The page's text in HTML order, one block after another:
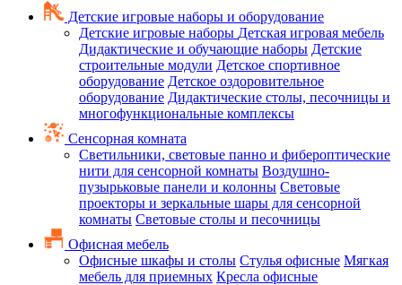
Детские игровые наборы и оборудование
Детские игровые наборы Детская игровая мебель
Дидактические и обучающие наборы Детские
строительные модули Детское спортивное
оборудование Детское оздоровительное
оборудование Дидактические столы, песочницы и
многофункциональные комплексы
Сенсорная комната
Светильники, световые панно и фибероптические
нити для сенсорной комнаты Воздушно-
пузырьковые панели и колонны Световые
проекторы и зеркальные шары для сенсорной
комнаты Световые столы и песочницы
Офисная мебель
Офисные шкафы и столы Стулья офисные Мягкая
мебель для приемных Кресла офисные